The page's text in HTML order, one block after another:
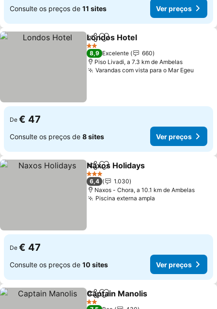
Consulte os preços de 11 sites Ver preços
PartilharAdicionar aos favoritos
Londos Hotel
2 Estrelas
8,9 Excelente
660
Piso Livadi, a 7.3 km de Ambelas
Varandas com vista para o Mar Egeu
De € 47
Consulte os preços de 8 sites Ver preços
PartilharAdicionar aos favoritos
Naxos Holidays
3 Estrelas
6,4
1.030
Naxos - Chora, a 10.1 km de Ambelas
Piscina externa ampla
De € 47
Consulte os preços de 10 sites Ver preços
PartilharAdicionar aos favoritos
Captain Manolis
2 Estrelas